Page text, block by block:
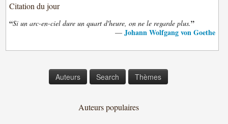
Citation du jour
“Si un arc-en-ciel dure un quart d'heure, on ne le regarde plus.”
— Johann Wolfgang von Goethe
Auteurs Search Thèmes
Auteurs populaires